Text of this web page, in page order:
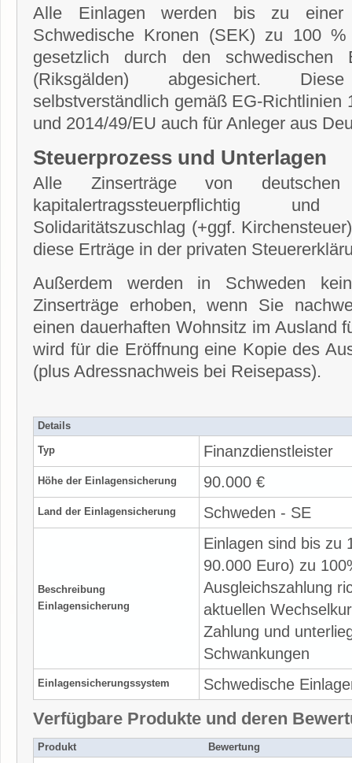
Alle Einlagen werden bis zu einer
Schwedische Kronen (SEK) zu 100
gesetzlich durch den schwedischen
(Riksgälden) abgesichert.
selbstverständlich gemäß EG-Richtlinien
und 2014/49/EU auch für Anleger aus
Steuerprozess und Unterlagen
Alle Zinserträge von deutschen
kapitalertragssteuerpflichtig
Solidaritätszuschlag (+ggf.
diese Erträge in der privaten
Außerdem werden in Schweden
Zinserträge erhoben, wenn Sie
einen dauerhaften Wohnsitz im Ausland
wird für die Eröffnung eine Kopie des
(plus Adressnachweis bei Reisepass).
Details
Typ Finanzdienstleister
Höhe der Einlagensicherung 90.000 €
Land der Einlagensicherung Schweden - SE
Beschreibung
Einlagensicherung
Einlagen sind bis zu
90.000 Euro) zu
Ausgleichszahlung
aktuellen
Zahlung und
Schwankungen
Einlagensicherungssystem Schwedische
Verfügbare Produkte und deren
Produkt
Bewertung